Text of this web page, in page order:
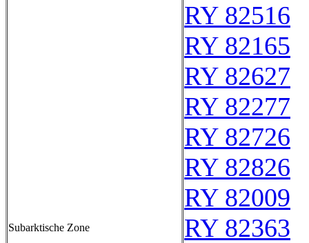
Subarktische Zone
RY 82516
RY 82165
RY 82627
RY 82277
RY 82726
RY 82826
RY 82009
RY 82363